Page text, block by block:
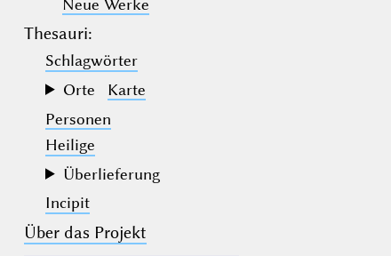
Zeichen.
Neue Werke
Thesauri:
Schlagwörter
Orte
Karte
Personen
Heilige
Überlieferung
Incipit
Über das Projekt